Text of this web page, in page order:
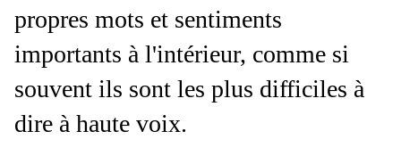
propres mots et sentiments
importants à l'intérieur, comme si
souvent ils sont les plus difficiles à
dire à haute voix.